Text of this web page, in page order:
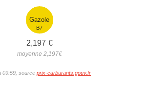
Gazole
B7
2,197 €
moyenne 2,197€
09:59, source prix-carburants.gouv.fr